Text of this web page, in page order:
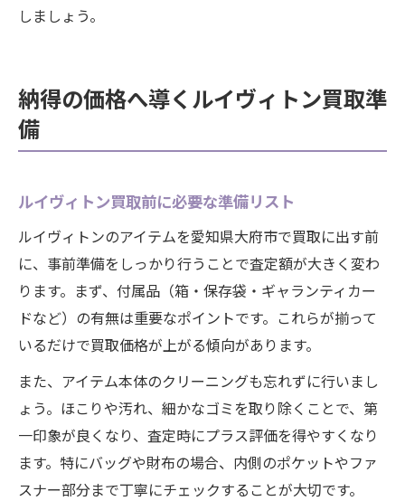
しましょう。
納得の価格へ導くルイヴィトン買取準
備
ルイヴィトン買取前に必要な準備リスト
ルイヴィトンのアイテムを愛知県大府市で買取に出す前
に、事前準備をしっかり行うことで査定額が大きく変わ
ります。まず、付属品（箱・保存袋・ギャランティカー
ドなど）の有無は重要なポイントです。これらが揃って
いるだけで買取価格が上がる傾向があります。
また、アイテム本体のクリーニングも忘れずに行いまし
ょう。ほこりや汚れ、細かなゴミを取り除くことで、第
一印象が良くなり、査定時にプラス評価を得やすくなり
ます。特にバッグや財布の場合、内側のポケットやファ
スナー部分まで丁寧にチェックすることが大切です。